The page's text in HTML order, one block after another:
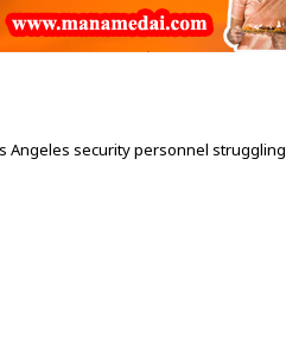
Angeles security personnel struggling